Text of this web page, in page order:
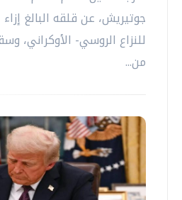
جوتيريش، عن قلقه البالغ
للنزاع الروسي- الأوكراني،
من...